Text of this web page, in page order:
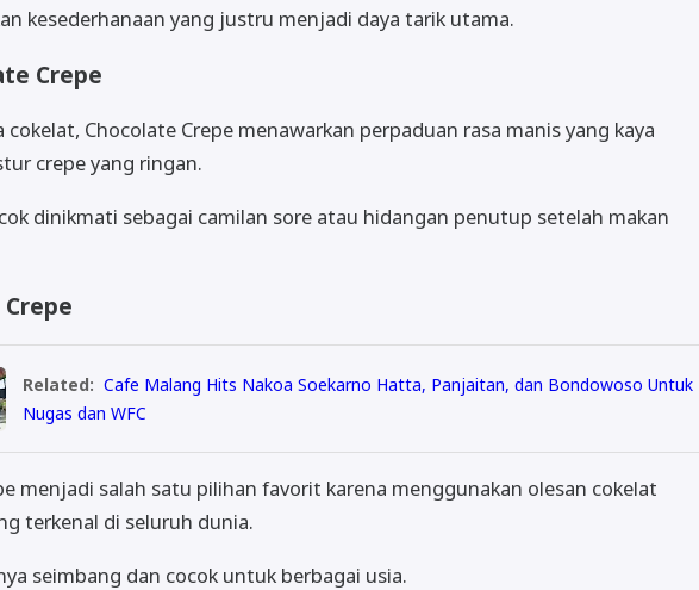
kesederhanaan yang justru menjadi daya tarik utama.
Crepe
cokelat, Chocolate Crepe menawarkan perpaduan rasa manis yang kaya
crepe yang ringan.
dinikmati sebagai camilan sore atau hidangan penutup setelah makan
Related: Cafe Malang Hits Nakoa Soekarno Hatta, Panjaitan, dan Bondowoso Untuk
Nugas dan WFC
menjadi salah satu pilihan favorit karena menggunakan olesan cokelat
terkenal di seluruh dunia.
seimbang dan cocok untuk berbagai usia.